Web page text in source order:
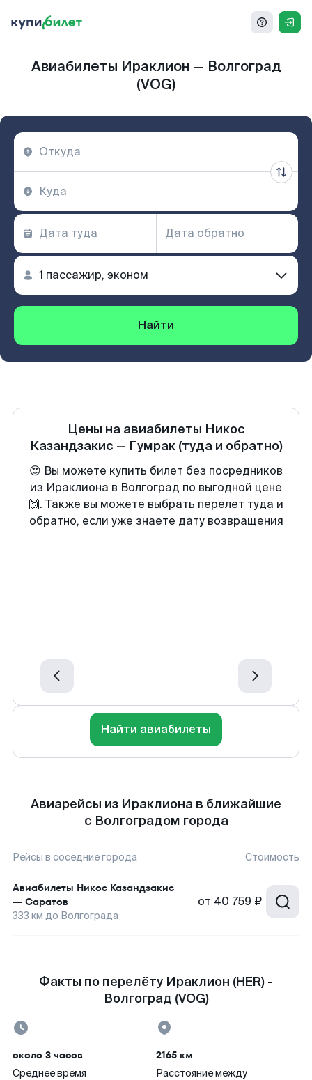
Авиабилеты Ираклион — Волгоград
(VOG)
Найти
Цены на авиабилеты Никос
Казандзакис — Гумрак (туда и обратно)
😍 Вы можете купить билет без посредников
из Ираклиона в Волгоград по выгодной цене
🙌. Также вы можете выбрать перелет туда и
обратно, если уже знаете дату возвращения
Найти авиабилеты
Авиарейсы из Ираклиона в ближайшие
с Волгоградом города
Рейсы в соседние города Стоимость
Авиабилеты Никос Казандзакис
— Саратов
333 км до Волгограда
от 40 759 ₽
Факты по перелёту Ираклион (HER) -
Волгоград (VOG)
около 3 часов
Среднее время
2165 км
Расстояние между